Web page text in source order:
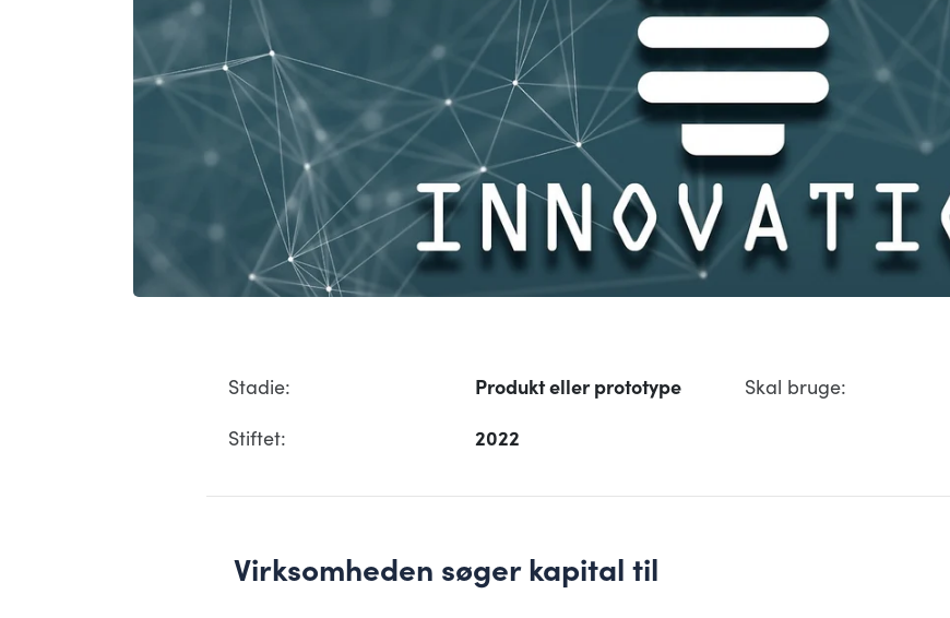
Stadie: Produkt eller prototype Skal bruge:
Stiftet:
2022
Virksomheden søger kapital til